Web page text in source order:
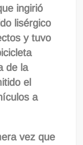
ingirió
lisérgico
y tuvo
de la
el
a
vez que